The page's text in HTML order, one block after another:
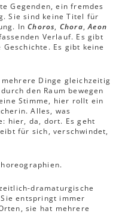
Gegenden, ein fremdes
Sie sind keine Titel für
InChoros, Chora,Aeon
Verlauf. Es gibt
Es gibt keine
Dinge gleichzeitig
den Raum bewegen
Stimme, hier rollt ein
Alles, was
hier, da, dort. Es geht
für sich, verschwindet,
dramaturgische
entspringt immer
sie hat mehrere